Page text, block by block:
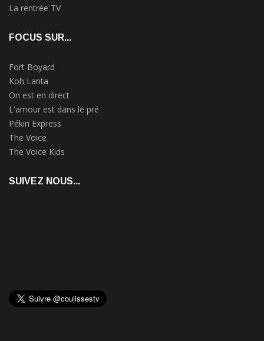
La rentrée TV
FOCUS SUR...
Fort Boyard
Koh Lanta
On est en direct
L'amour est dans le pré
Pékin Express
The Voice
The Voice Kids
SUIVEZ NOUS...